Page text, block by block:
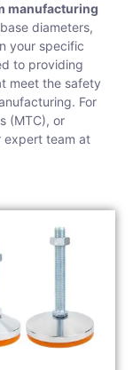
manufacturing
diameters,
your specific
to providing
meet the safety
For
(MTC), or
expert team at